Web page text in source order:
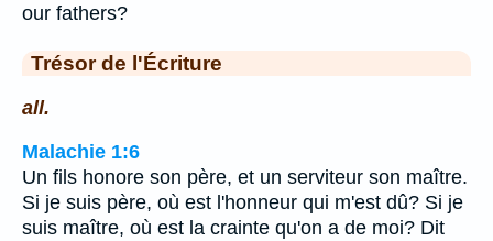
our fathers?
Trésor de l'Écriture
all.
Malachie 1:6
Un fils honore son père, et un serviteur son maître.
Si je suis père, où est l'honneur qui m'est dû? Si je
suis maître, où est la crainte qu'on a de moi? Dit